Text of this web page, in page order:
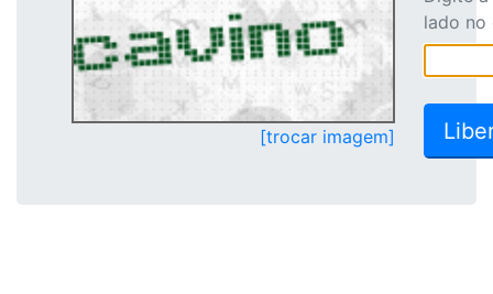
[trocar imagem]
lado no